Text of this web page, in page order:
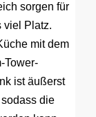
sorgen für
viel Platz.
mit dem
Tower-
ist äußerst
die